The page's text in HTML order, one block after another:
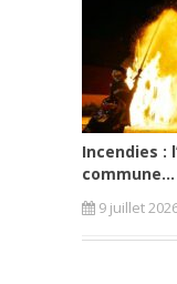
Incendies :
commune...
9 juillet